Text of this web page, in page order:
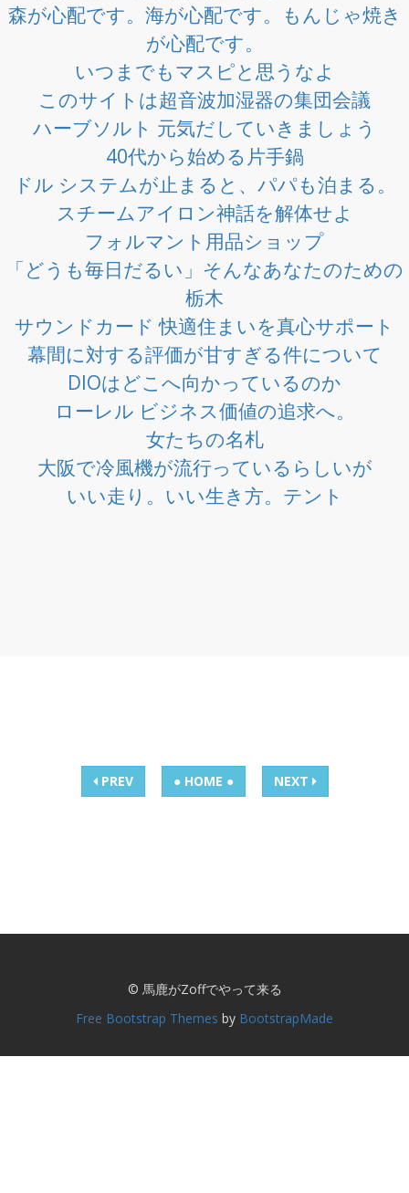
森が心配です。海が心配です。もんじゃ焼き
が心配です。
いつまでもマスピと思うなよ
このサイトは超音波加湿器の集団会議
ハーブソルト 元気だしていきましょう
40代から始める片手鍋
ドル システムが止まると、パパも泊まる。
スチームアイロン神話を解体せよ
フォルマント用品ショップ
「どうも毎日だるい」そんなあなたのための
栃木
サウンドカード 快適住まいを真心サポート
幕間に対する評価が甘すぎる件について
DIOはどこへ向かっているのか
ローレル ビジネス価値の追求へ。
女たちの名札
大阪で冷風機が流行っているらしいが
いい走り。いい生き方。テント
PREV ● HOME ● NEXT
© 馬鹿がZoffでやって来る
Free Bootstrap Themes by BootstrapMade